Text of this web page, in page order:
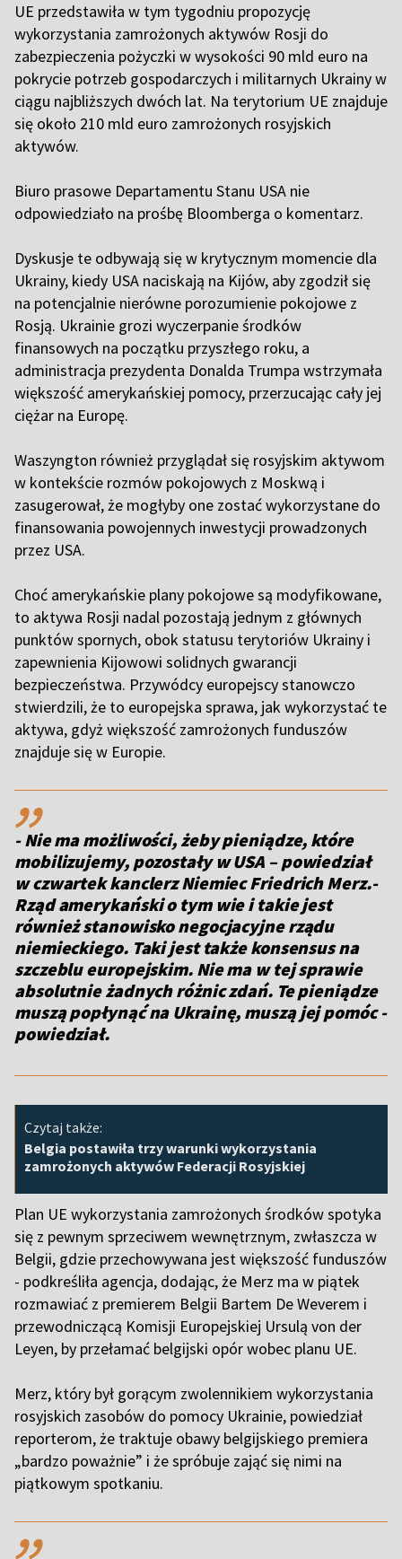
UE przedstawiła w tym tygodniu propozycję
wykorzystania zamrożonych aktywów Rosji do
zabezpieczenia pożyczki w wysokości 90 mld euro na
pokrycie potrzeb gospodarczych i militarnych Ukrainy w
ciągu najbliższych dwóch lat. Na terytorium UE znajduje
się około 210 mld euro zamrożonych rosyjskich
aktywów.
Biuro prasowe Departamentu Stanu USA nie
odpowiedziało na prośbę Bloomberga o komentarz.
Dyskusje te odbywają się w krytycznym momencie dla
Ukrainy, kiedy USA naciskają na Kijów, aby zgodził się
na potencjalnie nierówne porozumienie pokojowe z
Rosją. Ukrainie grozi wyczerpanie środków
finansowych na początku przyszłego roku, a
administracja prezydenta Donalda Trumpa wstrzymała
większość amerykańskiej pomocy, przerzucając cały jej
ciężar na Europę.
Waszyngton również przyglądał się rosyjskim aktywom
w kontekście rozmów pokojowych z Moskwą i
zasugerował, że mogłyby one zostać wykorzystane do
finansowania powojennych inwestycji prowadzonych
przez USA.
Choć amerykańskie plany pokojowe są modyfikowane,
to aktywa Rosji nadal pozostają jednym z głównych
punktów spornych, obok statusu terytoriów Ukrainy i
zapewnienia Kijowowi solidnych gwarancji
bezpieczeństwa. Przywódcy europejscy stanowczo
stwierdzili, że to europejska sprawa, jak wykorzystać te
aktywa, gdyż większość zamrożonych funduszów
znajduje się w Europie.
,,
- Nie ma możliwości, żeby pieniądze, które
mobilizujemy, pozostały w USA – powiedział
w czwartek kanclerz Niemiec Friedrich Merz.-
Rząd amerykański o tym wie i takie jest
również stanowisko negocjacyjne rządu
niemieckiego. Taki jest także konsensus na
szczeblu europejskim. Nie ma w tej sprawie
absolutnie żadnych różnic zdań. Te pieniądze
muszą popłynąć na Ukrainę, muszą jej pomóc -
powiedział.
Czytaj także:
Belgia postawiła trzy warunki wykorzystania
zamrożonych aktywów Federacji Rosyjskiej
Plan UE wykorzystania zamrożonych środków spotyka
się z pewnym sprzeciwem wewnętrznym, zwłaszcza w
Belgii, gdzie przechowywana jest większość funduszów
- podkreśliła agencja, dodając, że Merz ma w piątek
rozmawiać z premierem Belgii Bartem De Weverem i
przewodniczącą Komisji Europejskiej Ursulą von der
Leyen, by przełamać belgijski opór wobec planu UE.
Merz, który był gorącym zwolennikiem wykorzystania
rosyjskich zasobów do pomocy Ukrainie, powiedział
reporterom, że traktuje obawy belgijskiego premiera
„bardzo poważnie” i że spróbuje zająć się nimi na
piątkowym spotkaniu.
,,